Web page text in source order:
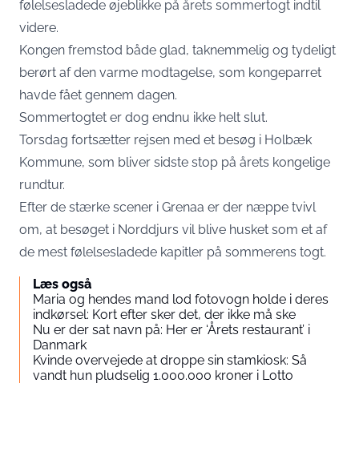
følelsesladede øjeblikke på årets sommertogt indtil
videre.
Kongen fremstod både glad, taknemmelig og tydeligt
berørt af den varme modtagelse, som kongeparret
havde fået gennem dagen.
Sommertogtet er dog endnu ikke helt slut.
Torsdag fortsætter rejsen med et besøg i Holbæk
Kommune, som bliver sidste stop på årets kongelige
rundtur.
Efter de stærke scener i Grenaa er der næppe tvivl
om, at besøget i Norddjurs vil blive husket som et af
de mest følelsesladede kapitler på sommerens togt.
Læs også
Maria og hendes mand lod fotovogn holde i deres
indkørsel: Kort efter sker det, der ikke må ske
Nu er der sat navn på: Her er ‘Årets restaurant’ i
Danmark
Kvinde overvejede at droppe sin stamkiosk: Så
vandt hun pludselig 1.000.000 kroner i Lotto